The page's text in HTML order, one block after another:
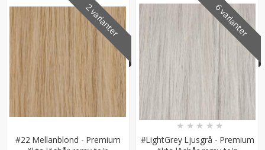
149 kr
249 kr
LÄGG I VARUKORG
2 varianter
#22 Mellanblond - Premium
6 varianter
#LightGrey Ljusgrå - Premium
★ ★ ★ ★ ★